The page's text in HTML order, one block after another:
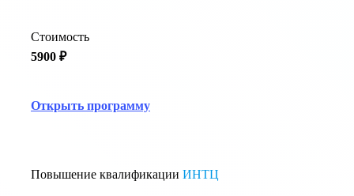
Стоимость
5900 ₽
Открыть программу
Повышение квалификации ИНТЦ